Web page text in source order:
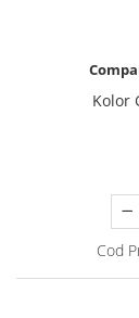
Kolor
Cod